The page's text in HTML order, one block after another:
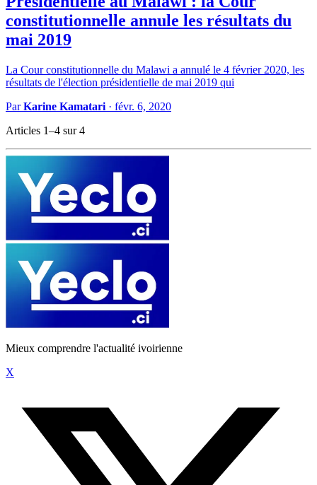
constitutionnelle annule les résultats du
mai 2019
La Cour constitutionnelle du Malawi a annulé le 4 février 2020, les
résultats de l'élection présidentielle de mai 2019 qui
ParKarine Kamatari · févr. 6, 2020
Articles 1–4 sur 4
Mieux comprendre l'actualité ivoirienne
X